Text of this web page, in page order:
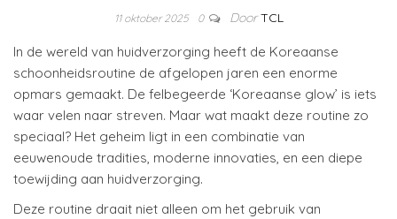
11 oktober 2025 0 Door TCL
In de wereld van huidverzorging heeft de Koreaanse
schoonheidsroutine de afgelopen jaren een enorme
opmars gemaakt. De felbegeerde ‘Koreaanse glow’ is iets
waar velen naar streven. Maar wat maakt deze routine zo
speciaal? Het geheim ligt in een combinatie van
eeuwenoude tradities, moderne innovaties, en een diepe
toewijding aan huidverzorging.
Deze routine draait niet alleen om het gebruik van